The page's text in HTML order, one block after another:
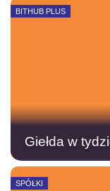
BITHUB PLUS
Giełda w
SPÓŁKI